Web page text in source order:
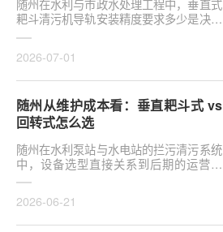
随州在水利与市政水处理工程中，垂直式
耙斗清污机导轨安装精度要求多少是决定
设备运行平稳性的核心**。导轨作为耙斗
2026-07-01
随州从维护成本看：垂直耙斗式 vs
回转式怎么选
随州在水利泵站与水电站的拦污清污系统
中，设备选型直接关系到后期的运营开
支。探讨从维护成本看：垂直耙斗式 vs
2026-06-21